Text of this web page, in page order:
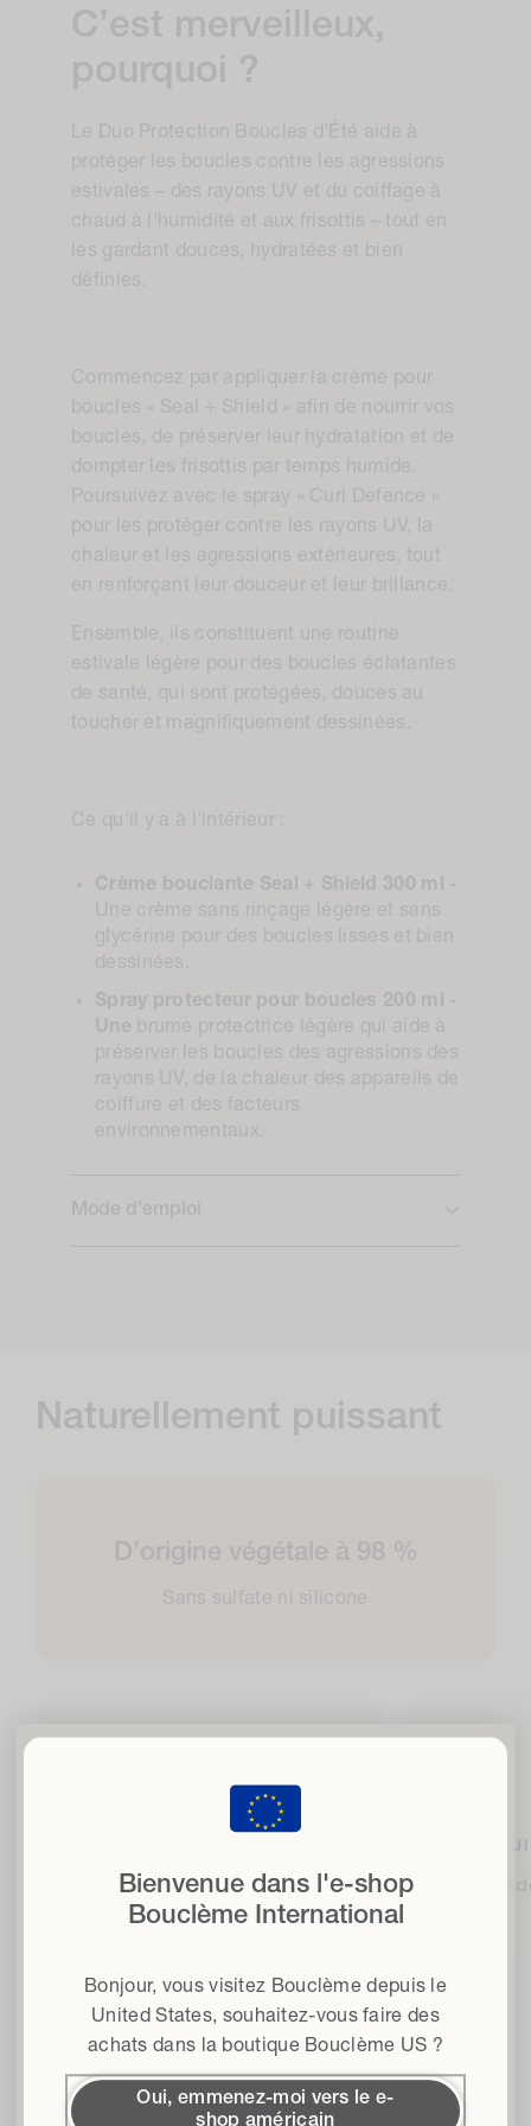
C’est merveilleux,
pourquoi ?
Le Duo Protection Boucles d'Été aide à
protéger les boucles contre les agressions
estivales – des rayons UV et du coiffage à
chaud à l'humidité et aux frisottis – tout en
les gardant douces, hydratées et bien
définies.
Commencez par appliquer la crème pour
boucles « Seal + Shield » afin de nourrir vos
boucles, de préserver leur hydratation et de
dompter les frisottis par temps humide.
Poursuivez avec le spray « Curl Defence »
pour les protéger contre les rayons UV, la
chaleur et les agressions extérieures, tout
en renforçant leur douceur et leur brillance.
Ensemble, ils constituent une routine
estivale légère pour des boucles éclatantes
de santé, qui sont protégées, douces au
toucher et magnifiquement dessinées.
Ce qu'il y a à l'intérieur :
Crème bouclante Seal + Shield 300 ml -
Une crème sans rinçage légère et sans
glycérine pour des boucles lisses et bien
dessinées.
Spray protecteur pour boucles 200 ml -
Une
brume protectrice légère qui aide à
préserver les boucles des agressions des
rayons UV, de la chaleur des appareils de
coiffure et des facteurs
environnementaux.
Mode d'emploi
Naturellement puissant
D’origine végétale à 98 %
Sans sulfate ni silicone
Nettoie et revitalise
Ingrédients
Bienvenue dans l'e-shop
Bouclème International
Bonjour, vous visitez Bouclème depuis le
United States, souhaitez-vous faire des
achats dans la boutique Bouclème US ?
Oui, emmenez-moi vers le e-
shop américain
avec 15% de réduction
Conditions générales d'utilisation
J'accepte les conditions générales*.
Obtenir 15 % de réduction